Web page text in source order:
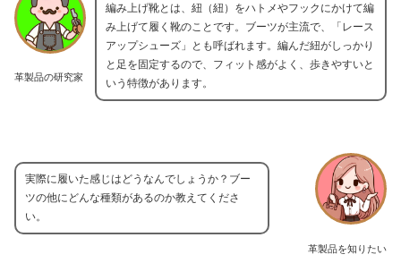
革製品の研究家
編み上げ靴とは、紐（紐）をハトメやフックにかけて編
み上げて履く靴のことです。ブーツが主流で、「レース
アップシューズ」とも呼ばれます。編んだ紐がしっかり
と足を固定するので、フィット感がよく、歩きやすいと
いう特徴があります。
革製品を知りたい
実際に履いた感じはどうなんでしょうか？ブー
ツの他にどんな種類があるのか教えてくださ
い。